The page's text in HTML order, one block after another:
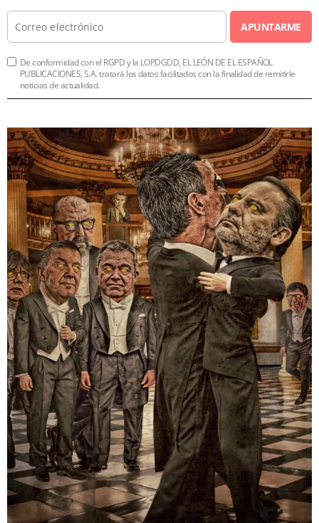
APUNTARME
De conformidad con el RGPD y la LOPDGDD, EL LEÓN DE EL ESPAÑOL
PUBLICACIONES, S.A. tratará los datos facilitados con la finalidad de remitirle
noticias de actualidad.